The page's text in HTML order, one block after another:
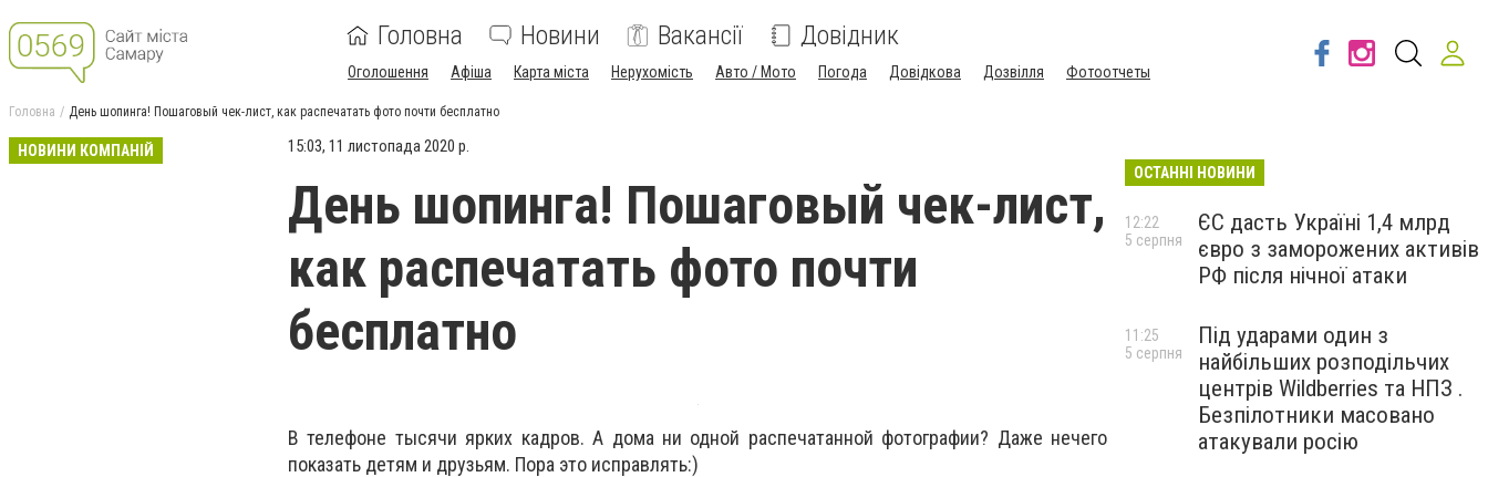
Головна Новини Вакансії Довідник
Оголошення Афіша Карта міста Нерухомість Авто / Мото Погода Довідкова Дозвілля Фотоотчеты
Головна День шопинга! Пошаговый чек-лист, как распечатать фото почти бесплатно
НОВИНИ КОМПАНІЙ 15:03, 11 листопада 2020 р.
День шопинга! Пошаговый чек-лист,
как распечатать фото почти
бесплатно
В телефоне тысячи ярких кадров. А дома ни одной распечатанной фотографии? Даже нечего
показать детям и друзьям. Пора это исправлять:)
ОСТАННІ НОВИНИ
ЄС дасть Україні 1,4 млрд
євро з заморожених активів
РФ після нічної атаки
12:22
5 серпня
Під ударами один з
найбільших розподільчих
центрів Wildberries та НПЗ .
Безпілотники масовано
атакували росію
11:25
5 серпня